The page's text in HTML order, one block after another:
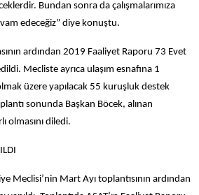
Bundan sonra da çalışmalarımıza
edeceğiz” diye konuştu.
ardından 2019 Faaliyet Raporu 73 Evet
Mecliste ayrıca ulaşım esnafına 1
üzere yapılacak 55 kuruşluk destek
sonunda Başkan Böcek, alınan
olmasını diledi.
Meclisi’nin Mart Ayı toplantısının ardından